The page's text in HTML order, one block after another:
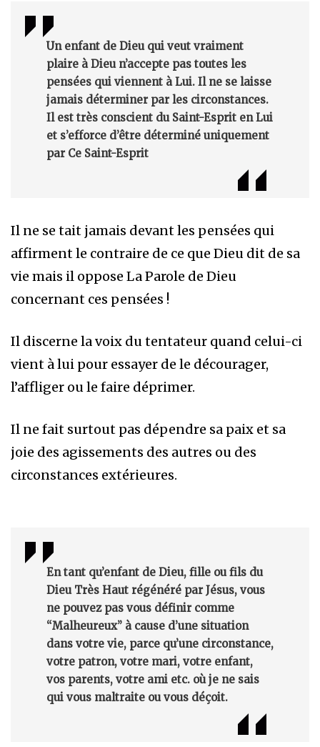
Un enfant de Dieu qui veut vraiment
plaire à Dieu n’accepte pas toutes les
pensées qui viennent à Lui. Il ne se laisse
jamais déterminer par les circonstances.
Il est très conscient du Saint-Esprit en Lui
et s’efforce d’être déterminé uniquement
par Ce Saint-Esprit
Il ne se tait jamais devant les pensées qui
affirment le contraire de ce que Dieu dit de sa
vie mais il oppose La Parole de Dieu
concernant ces pensées !
Il discerne la voix du tentateur quand celui-ci
vient à lui pour essayer de le décourager,
l’affliger ou le faire déprimer.
Il ne fait surtout pas dépendre sa paix et sa
joie des agissements des autres ou des
circonstances extérieures.
En tant qu’enfant de Dieu, fille ou fils du
Dieu Très Haut régénéré par Jésus, vous
ne pouvez pas vous définir comme
“Malheureux” à cause d’une situation
dans votre vie, parce qu’une circonstance,
votre patron, votre mari, votre enfant,
vos parents, votre ami etc. où je ne sais
qui vous maltraite ou vous déçoit.